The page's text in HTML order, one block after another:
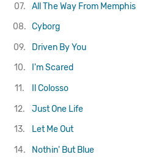
07.
All The Way From Memphis
08. Cyborg
09.
Driven By You
10.
I'm Scared
11.
Il Colosso
12.
Just One Life
13.
Let Me Out
14.
Nothin' But Blue